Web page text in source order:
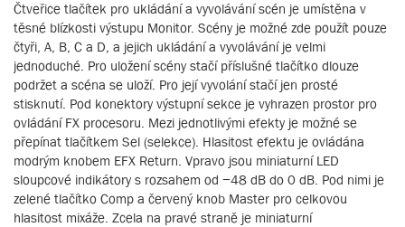
Čtveřice tlačítek pro ukládání a vyvolávání scén je umístěna v
těsné blízkosti výstupu Monitor. Scény je možné zde použít pouze
čtyři, A, B, C a D, a jejich ukládání a vyvolávání je velmi
jednoduché. Pro uložení scény stačí příslušné tlačítko dlouze
podržet a scéna se uloží. Pro její vyvolání stačí jen prosté
stisknutí. Pod konektory výstupní sekce je vyhrazen prostor pro
ovládání FX procesoru. Mezi jednotlivými efekty je možné se
přepínat tlačítkem Sel (selekce). Hlasitost efektu je ovládána
modrým knobem EFX Return. Vpravo jsou miniaturní LED
sloupcové indikátory s rozsahem od −48 dB do 0 dB. Pod nimi je
zelené tlačítko Comp a červený knob Master pro celkovou
hlasitost mixáže. Zcela na pravé straně je miniaturní